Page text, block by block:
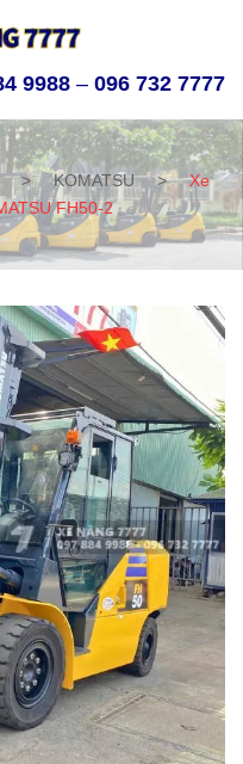
9988 – 096 732 7777
> KOMATSU >
Xe
FH50-2